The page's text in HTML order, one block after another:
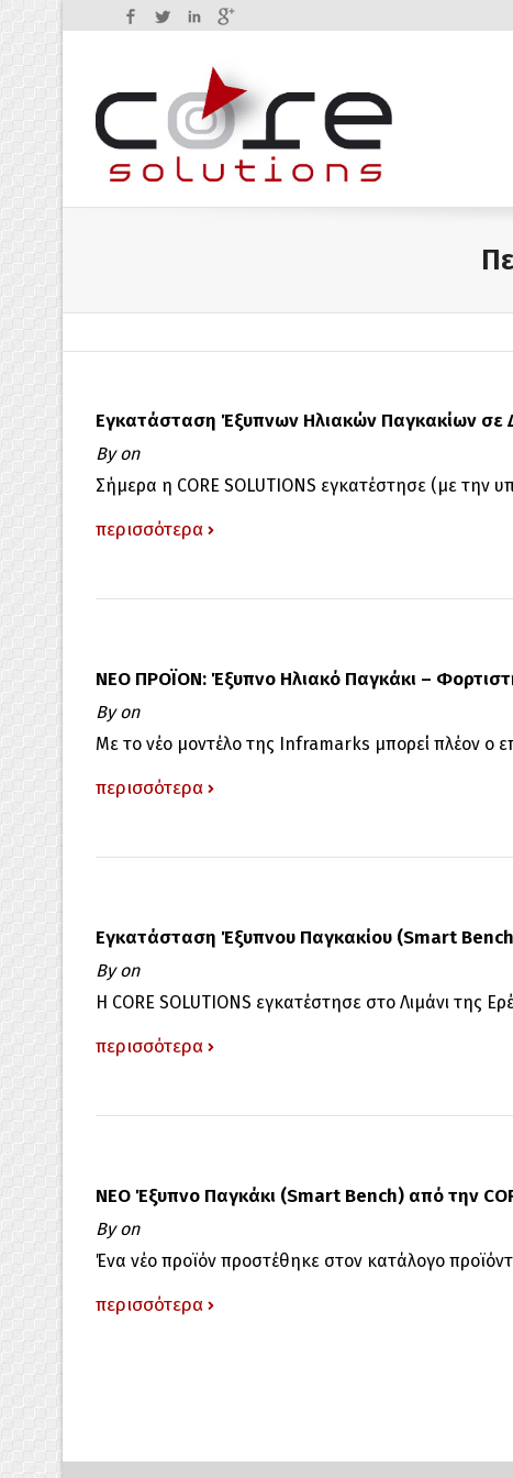
Facebook
TwitterLinkedIn
Εγκατάσταση Έξυπνων Ηλιακών Παγκακίων σε
Byon
Σήμερα η CORE SOLUTIONS εγκατέστησε (με την
περισσότερα
ΝΕΟ ΠΡΟΪΟΝ: Έξυπνο Ηλιακό Παγκάκι –
Byon
Με το νέο μοντέλο της Inframarks μπορεί πλέον ο
περισσότερα
Εγκατάσταση Έξυπνου Παγκακίου (Smart
Byon
Η CORE SOLUTIONS εγκατέστησε στο Λιμάνι της
περισσότερα
NEO Έξυπνο Παγκάκι (Smart Bench) από την
Byon
Ένα νέο προϊόν προστέθηκε στον κατάλογο
περισσότερα